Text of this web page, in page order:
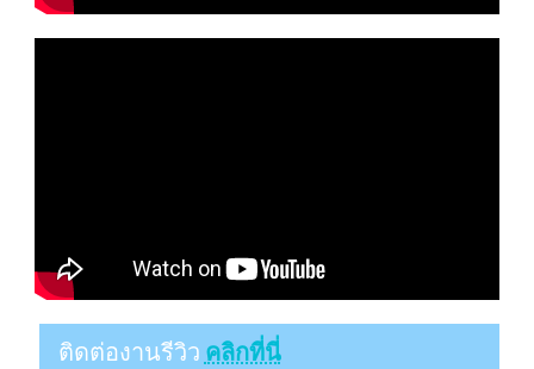
ติดต่องานรีวิว คลิกที่นี่